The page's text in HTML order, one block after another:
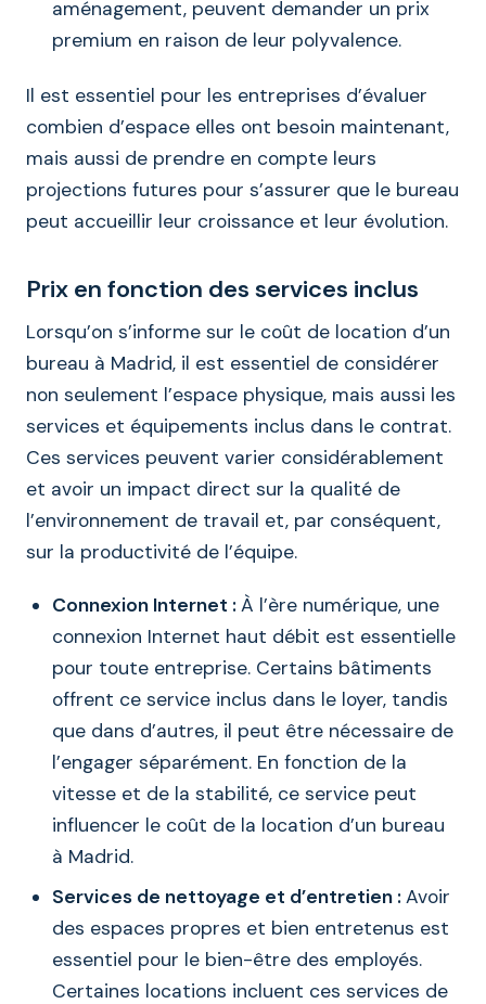
aménagement, peuvent demander un prix
premium en raison de leur polyvalence.
Il est essentiel pour les entreprises d’évaluer
combien d’espace elles ont besoin maintenant,
mais aussi de prendre en compte leurs
projections futures pour s’assurer que le bureau
peut accueillir leur croissance et leur évolution.
Prix en fonction des services inclus
Lorsqu’on s’informe sur le coût de location d’un
bureau à Madrid, il est essentiel de considérer
non seulement l’espace physique, mais aussi les
services et équipements inclus dans le contrat.
Ces services peuvent varier considérablement
et avoir un impact direct sur la qualité de
l’environnement de travail et, par conséquent,
sur la productivité de l’équipe.
Connexion Internet :À l’ère numérique, une
connexion Internet haut débit est essentielle
pour toute entreprise. Certains bâtiments
offrent ce service inclus dans le loyer, tandis
que dans d’autres, il peut être nécessaire de
l’engager séparément. En fonction de la
vitesse et de la stabilité, ce service peut
influencer le coût de la location d’un bureau
à Madrid.
Services de nettoyage et d’entretien :Avoir
des espaces propres et bien entretenus est
essentiel pour le bien-être des employés.
Certaines locations incluent ces services de